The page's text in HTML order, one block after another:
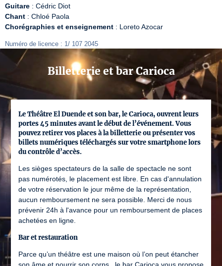
Guitare
Chant
Chorégraphies et enseignement : Loreto Azocar
Numéro de licence : 1/ 107 2045
Billetterie et bar Carioca
Le Théâtre El Duende et son bar, le Carioca, ouvrent leurs
portes 45 minutes avant le début de l’événement. Vous
pouvez retirer vos places à la billetterie ou présenter vos
billets numériques téléchargés sur votre smartphone lors
du contrôle d’accès.
Les sièges spectateurs de la salle de spectacle ne sont
pas numérotés, le placement est libre. En cas d'annulation
de votre réservation le jour même de la représentation,
aucun remboursement ne sera possible. Merci de nous
prévenir 24h à l'avance pour un remboursement de places
achetées en ligne.
Bar et restauration
Parce qu’un théâtre est une maison où l’on peut étancher